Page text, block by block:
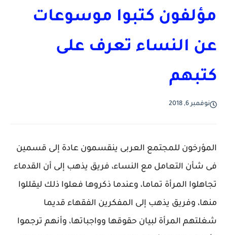
مؤلفون كتبوا موسوعات
عن النساء تعرف على
كتبهم
نوفمبر 6, 2018
المؤرخون للمجتمع العربى ينقسمون عادة إلى قسمين
فى شأن التعامل مع النساء، فريق يذهب إلى أن القدماء
تجاهلوا المرأة تماما، وعندما ذكروها فعلوا ذلك ليقللوا
منها، وفريق يذهب إلى المفكرين الفقهاء قديما
شغلتهم المرأة لبيان حقوقها وواجباتها، وأنهم ترجموا